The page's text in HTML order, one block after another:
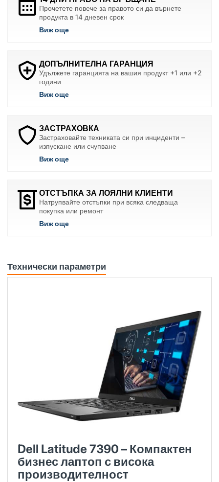
Прочетете повече за правото си да върнете
продукта в 14 дневен срок
Виж още
ДОПЪЛНИТЕЛНА ГАРАНЦИЯ
Удължете гаранцията на вашия продукт +1 или +2
години
Виж още
ЗАСТРАХОВКА
Застраховайте техниката си при инциденти –
изпускане или счупване
Виж още
ОТСТЪПКА ЗА ЛОЯЛНИ КЛИЕНТИ
Натрупвайте отстъпки при всяка следваща
покупка или ремонт
Виж още
Технически параметри
Dell Latitude 7390 – Компактен
бизнес лаптоп с висока
производителност